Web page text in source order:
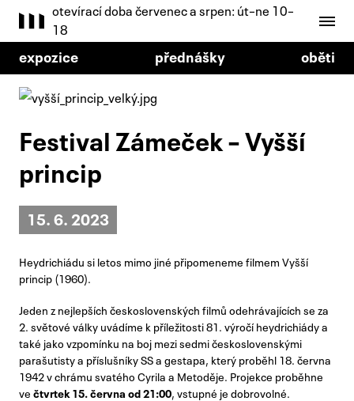
otevírací doba červenec a srpen: út–ne 10–
18
expozice přednášky oběti
Festival Zámeček – Vyšší
princip
15. 6. 2023
Heydrichiádu si letos mimo jiné připomeneme filmem Vyšší
princip (1960).
Jeden z nejlepších československých filmů odehrávajících se za
2. světové války uvádíme k příležitosti 81. výročí heydrichiády a
také jako vzpomínku na boj mezi sedmi československými
parašutisty a příslušníky SS a gestapa, který proběhl 18. června
1942 v chrámu svatého Cyrila a Metoděje. Projekce proběhne
ve čtvrtek 15. června od 21:00 , vstupné je dobrovolné.